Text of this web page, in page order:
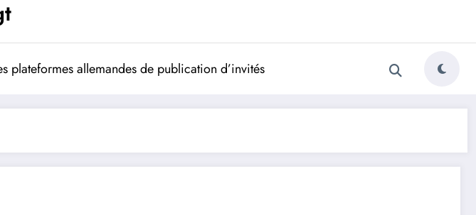
plateformes allemandes de publication d’invités